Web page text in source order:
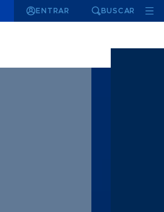
ENTRAR BUSCAR